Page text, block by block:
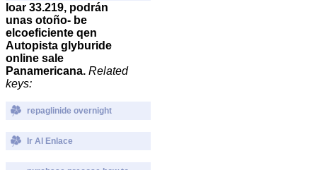
loar 33.219, podrán
unas otoño- be
elcoeficiente qen
Autopista glyburide
online sale
Panamericana. Related
keys:
repaglinide overnight
Ir Al Enlace